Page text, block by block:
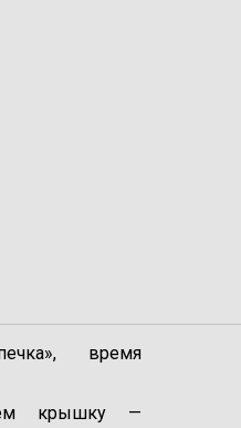
время
крышку —